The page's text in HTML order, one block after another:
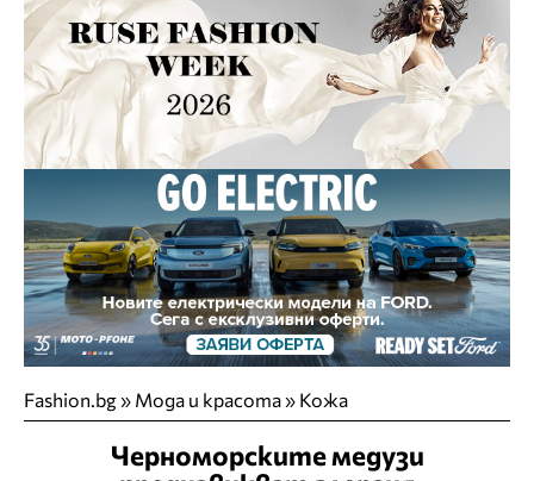
Fashion.bg» Мода и красота» Кожа
Черноморските медузи